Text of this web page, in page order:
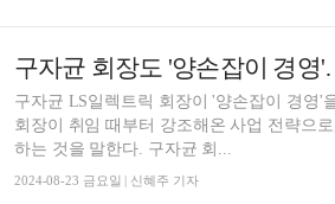
구자균 LS일렉트릭 회장이 '양손잡이 경영'
회장이 취임 때부터 강조해온 사업 전략으
하는 것을 말한다. 구자균 회...
2024-08-23 금요일 | 신혜주 기자